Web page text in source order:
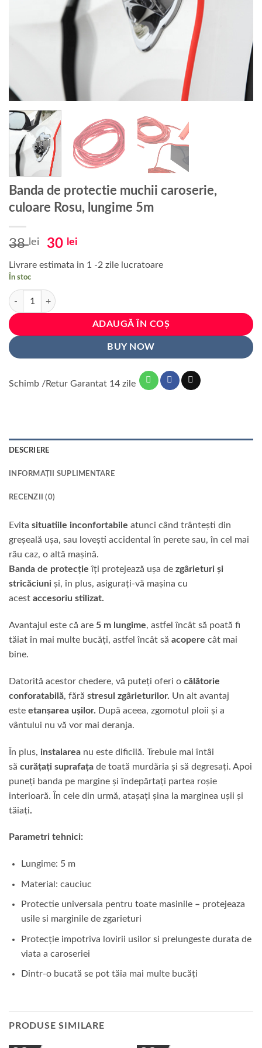
Banda de protectie muchii caroserie,
culoare Rosu, lungime 5m
38 lei
Prețul
inițial
a
38 lei.
30 lei
este:
Livrare estimata in 1 -2 zile lucratoare
În stoc
Cantitate Banda de protectie muchii caroserie, culoare Rosu, lungime
ADAUGĂ ÎN COȘ
BUY NOW
Schimb /Retur Garantat 14 zile
DESCRIERE
INFORMAȚII SUPLIMENTARE
RECENZII (0)
Evita situatiile inconfortabile a­tunci când trântești din
greșeală ușa, sau lovești accidental în perete sau, în cel mai
rău caz, o altă mașină.
Banda de protecție îți protejează ușa de zgârieturi și
stricăciuni și, în plus, asigurați-vă mașina cu
acest accesoriu stilizat.
Avantajul este că are 5 m lungime, astfel încât să poată fi
tăiat în mai multe bucăți, astfel încât să acopere cât mai
bine.
Datorită acestor chedere, vă puteți oferi o călătorie
conforatabilă, fără stresul zgârieturilor. Un alt avantaj
este etanșarea ușilor. După aceea, zgomotul ploii și a
vântului nu vă vor mai deranja.
În plus, instala­rea nu este dificilă. Trebuie mai întâi
să curățați suprafața de toată murdăria și să degresați. Apoi
puneți banda pe margine și îndepărtați partea roșie
interioară. În cele din urmă, atașați șina la marginea ușii și
tăiați.
Parametri tehnici:
Lungime: 5 m
Material: cauciuc
Protectie universala pentru toate masinile– protejeaza
usile si marginile de zgarieturi
Protecție impotriva lovirii usilor si prelungeste durata de
viata a caroseriei
Dintr-o bucată se pot tăia mai multe bucăți
PRODUSE SIMILARE